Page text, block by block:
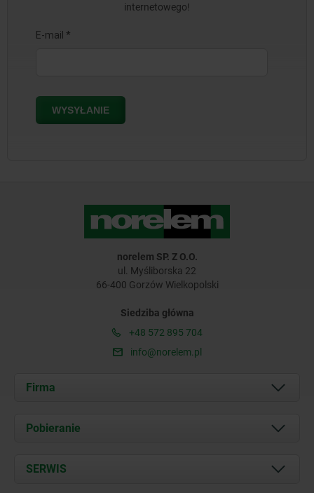
internetowego!
norelem SP. Z O.O.
ul. Myśliborska 22
66-400 Gorzów Wielkopolski
Siedziba główna
+48 572 895 704
info@norelem.pl
Firma
O nas
Kontakt
Pobieranie
Documents
SERWIS